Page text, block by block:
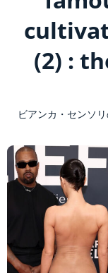
(2) :
ビアンカ・センソ